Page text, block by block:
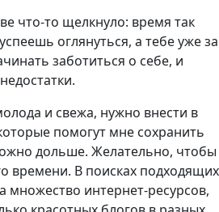
что-то щелкнуло: время так
оглянуться, а тебе уже за
заботиться о себе, и
и свежа, нужно внести в
помогут мне сохранить
дольше. Желательно, чтобы
времени. В поисках подходящих
множество интернет-ресурсов,